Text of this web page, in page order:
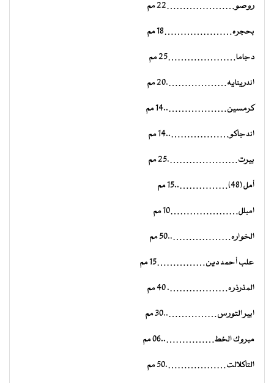
روصو…………………22 مم
بحجره…………………18 مم
دجاما…………………25 مم
اندرينايه……………….20 مم
كرمسين………………..14 مم
اندجاكو………………..14 مم
بيرت………………….25 مم
أمل (48)……………..15 مم
امبلل…………………10 مم
الخواره………………..50 مم
علب أحمد دين……………15 مم
المذرذره………………. 40 مم
ابير التورس……………..30 مم
مبروك الخط……………..06 مم
التاكلالت……………….50 مم